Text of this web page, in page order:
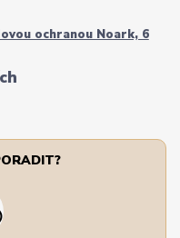
ochranou Noark, 6